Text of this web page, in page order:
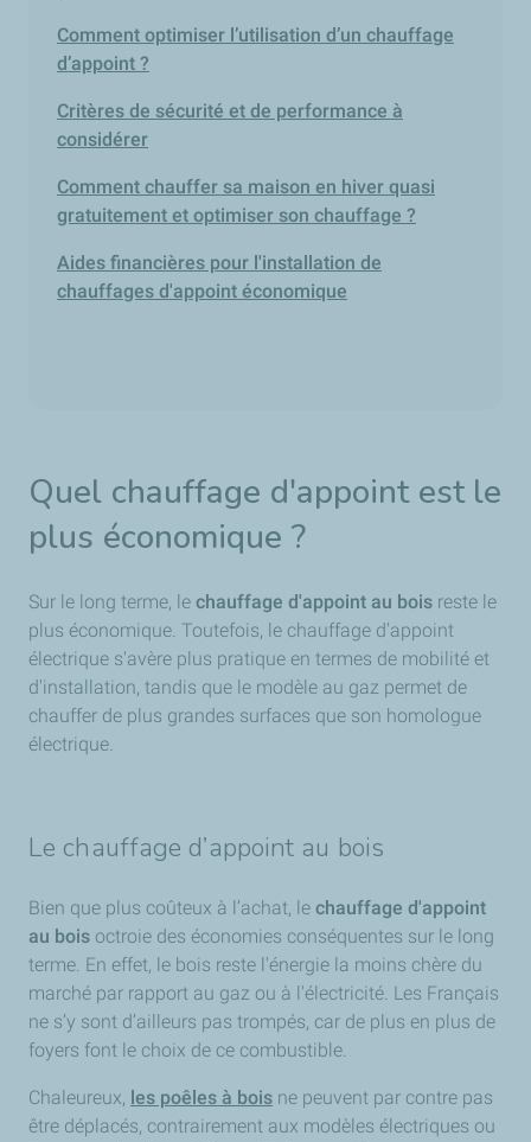
Comment optimiser l’utilisation d’un chauffage
d’appoint ?
Critères de sécurité et de performance à
considérer
Comment chauffer sa maison en hiver quasi
gratuitement et optimiser son chauffage ?
Aides financières pour l'installation de
chauffages d'appoint économique
Quel chauffage d'appoint est le
plus économique ?
Sur le long terme, le chauffage d'appoint au bois reste le
plus économique. Toutefois, le chauffage d'appoint
électrique s'avère plus pratique en termes de mobilité et
d'installation, tandis que le modèle au gaz permet de
chauffer de plus grandes surfaces que son homologue
électrique.
Le chauffage d’appoint au bois
Bien que plus coûteux à l’achat, le chauffage d'appoint
au bois octroie des économies conséquentes sur le long
terme. En effet, le bois reste l'énergie la moins chère du
marché par rapport au gaz ou à l'électricité. Les Français
ne s’y sont d’ailleurs pas trompés, car de plus en plus de
foyers font le choix de ce combustible.
Chaleureux, les poêles à bois ne peuvent par contre pas
être déplacés, contrairement aux modèles électriques ou